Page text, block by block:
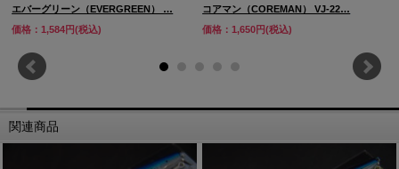
エバーグリーン（EVERGREEN） …
価格：1,584円(税込)
コアマン（COREMAN） VJ-22…
価格：1,650円(税込)
関連商品